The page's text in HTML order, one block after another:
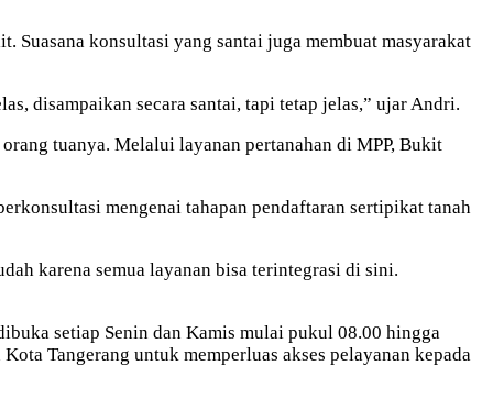
konsultasi yang santai juga membuat masyarakat
disampaikan secara santai, tapi tetap jelas,” ujar Andri.
tuanya. Melalui layanan pertanahan di MPP, Bukit
mengenai tahapan pendaftaran sertipikat tanah
karena semua layanan bisa terintegrasi di sini.
setiap Senin dan Kamis mulai pukul 08.00 hingga
Tangerang untuk memperluas akses pelayanan kepada